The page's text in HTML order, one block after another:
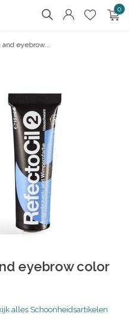
0
and eyebrow...
eyebrow color
alles Schoonheidsartikelen